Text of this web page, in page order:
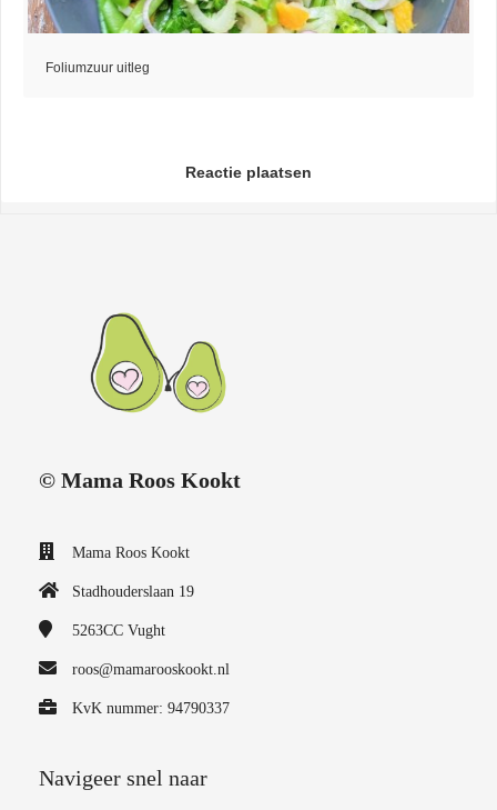
Foliumzuur uitleg
Reactie plaatsen
© Mama Roos Kookt
Mama Roos Kookt
Stadhouderslaan 19
5263CC Vught
roos@mamarooskookt.nl
KvK nummer: 94790337
Navigeer snel naar